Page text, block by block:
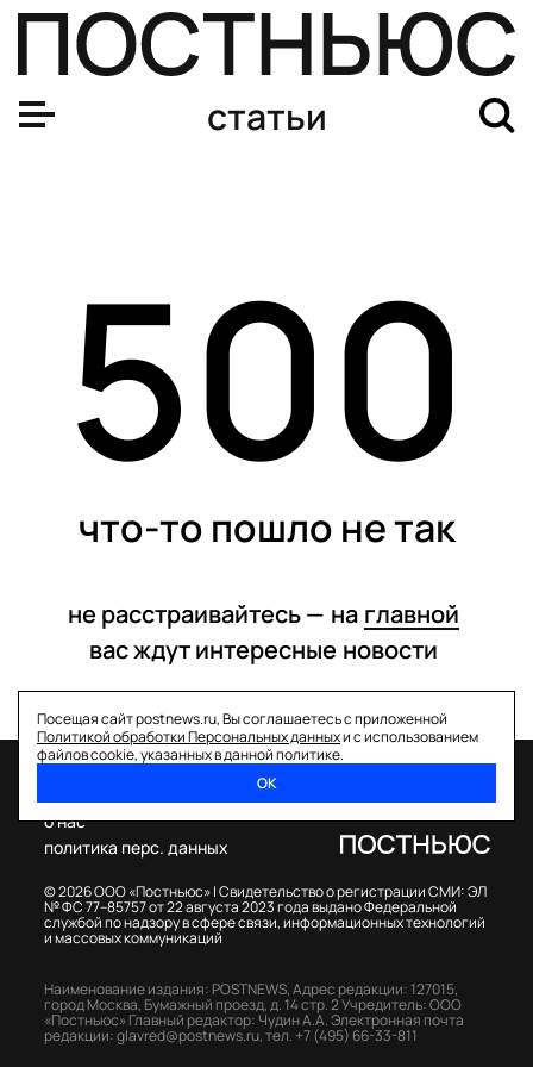
статьи
500
что-то пошло не так
не расстраивайтесь — на главной
вас ждут интересные новости
Посещая сайт postnews.ru, Вы соглашаетесь с приложенной
Политикой обработки Персональных данныхи с использованием
файлов cookie, указанных в данной политике.
ОК
© 2026 ООО «Постньюс» |Свидетельство о регистрации СМИ: ЭЛ
№ ФС 77–85757 от 22 августа 2023 года выдано Федеральной
службой по надзору в сфере связи, информационных технологий
и массовых коммуникаций
о нас
политика перс. данных
Наименование издания: POSTNEWS,Адрес редакции: 127015,
город Москва, Бумажный проезд, д. 14 стр. 2Учредитель: ООО
«Постньюс» Главный редактор: Чудин А.А.Электронная почта
редакции:glavred@postnews.ru,тел. +7 (495) 66-33-811